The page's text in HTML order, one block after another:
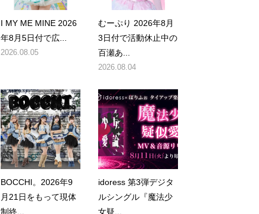
I MY ME MINE 2026
年8月5日付で広...
2026.08.05
むーぷり 2026年8月
3日付で活動休止中の
百瀬あ...
2026.08.04
BOCCHI。2026年9
月21日をもって現体
制終...
idoress 第3弾デジタ
ルシングル『魔法少
女疑...